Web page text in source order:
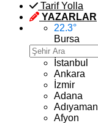
Tarif Yolla
YAZARLAR
22.3°
Bursa
İstanbul
Ankara
İzmir
Adana
Adıyaman
Afyon